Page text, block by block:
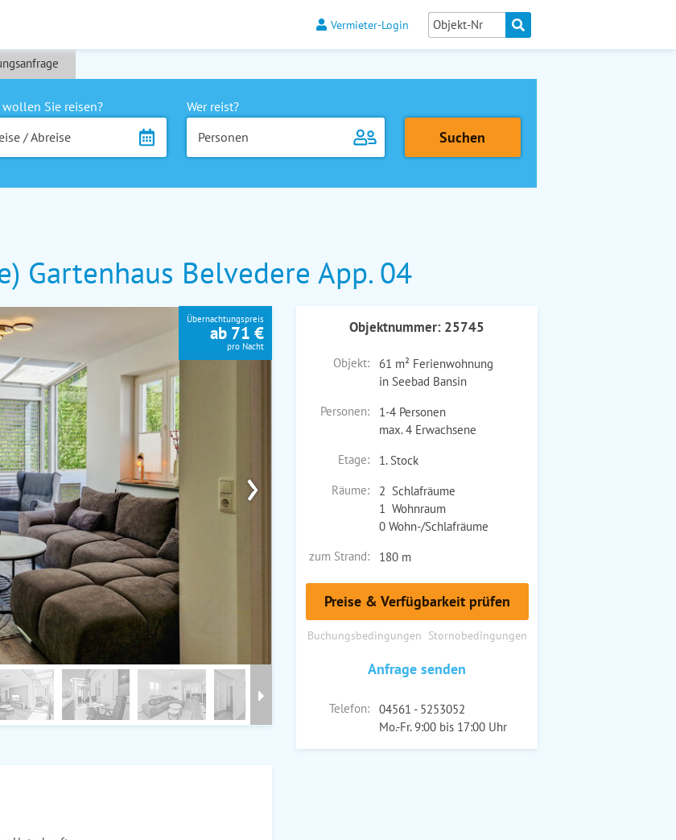
Vermieter-Login
wollen Sie reisen?
/ Abreise
Wer reist?
Personen
Gartenhaus Belvedere App. 04
›
Übernachtungspreis
ab 71 €
pro Nacht
Objektnummer: 25745
Objekt:
61 m² Ferienwohnung
in Seebad Bansin
Personen:
1-4 Personen
max. 4 Erwachsene
Etage:
1. Stock
Räume:
2 Schlafräume
1 Wohnraum
0 Wohn-/Schlafräume
zum Strand:
180 m
Preise & Verfügbarkeit prüfen
Buchungsbedingungen Stornobedingungen
Anfrage senden
Telefon:
04561 - 5253052
Mo.-Fr. 9:00 bis 17:00 Uhr